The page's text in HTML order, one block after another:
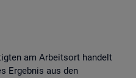
am Arbeitsort handelt
Ergebnis aus den